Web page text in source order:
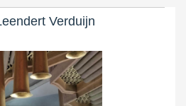
Verduijn